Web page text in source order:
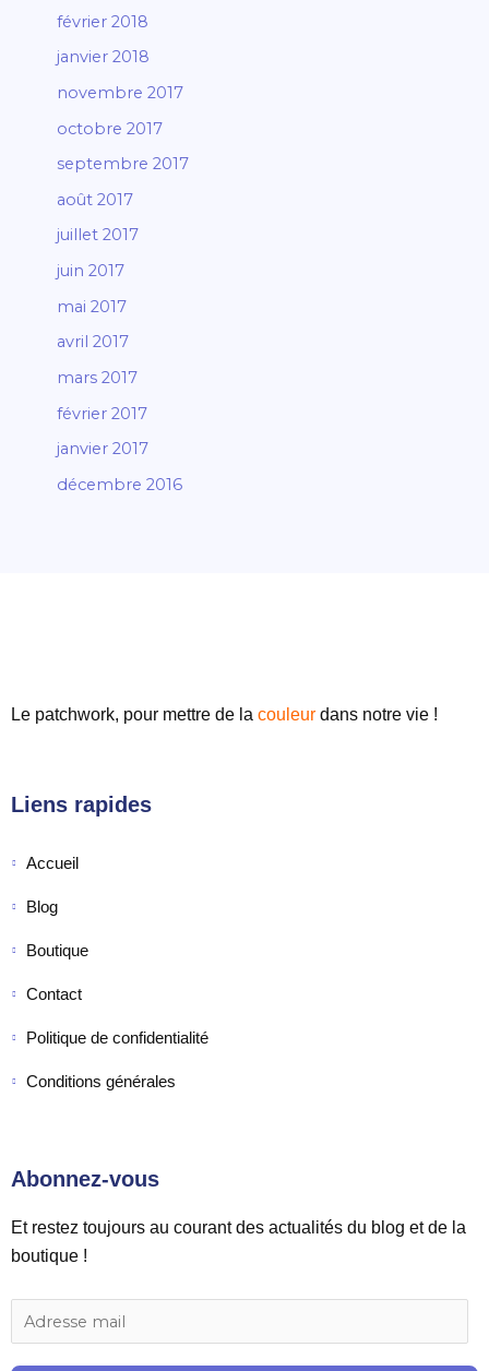
février 2018
janvier 2018
novembre 2017
octobre 2017
septembre 2017
août 2017
juillet 2017
juin 2017
mai 2017
avril 2017
mars 2017
février 2017
janvier 2017
décembre 2016
Le patchwork, pour mettre de la couleur dans notre vie !
Liens rapides
Accueil
Blog
Boutique
Contact
Politique de confidentialité
Conditions générales
Abonnez-vous
Et restez toujours au courant des actualités du blog et de la
boutique !